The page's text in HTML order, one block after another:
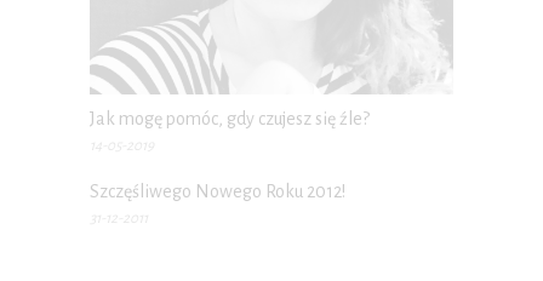
Jak mogę pomóc, gdy czujesz się źle?
14-05-2019
Szczęśliwego Nowego Roku 2012!
31-12-2011